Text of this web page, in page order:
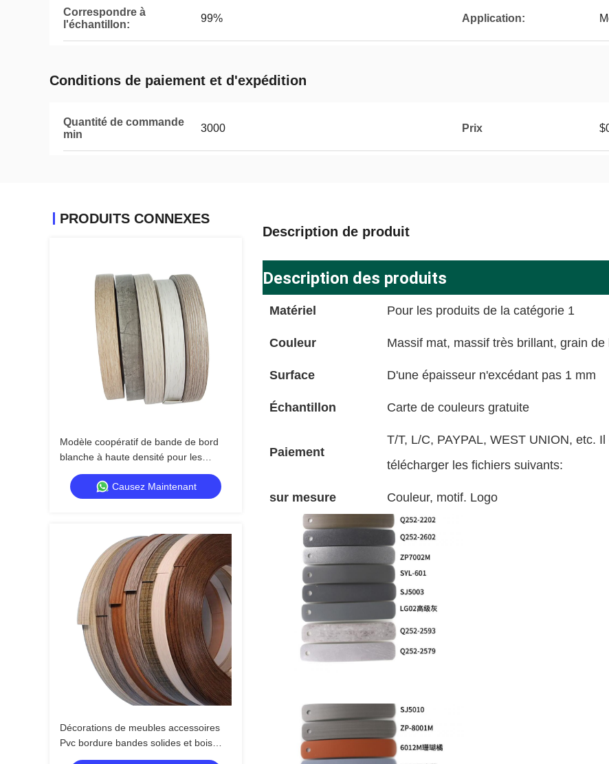
Correspondre à
l'échantillon:
99% Application:
Conditions de paiement et d'expédition
Quantité de commande
min
3000 Prix
PRODUITS CONNEXES
Modèle coopératif de bande de bord
blanche à haute densité pour les
marques de maison de luxe
Causez Maintenant
Décorations de meubles accessoires
Pvc bordure bandes solides et bois
Grain Pvc bordure bandes rubans en
Description de produit
Description des produits
Matériel Pour les produits de la catégorie 1
Couleur Massif mat, massif très brillant, grain
Surface D'une épaisseur n'excédant pas 1 mm
Échantillon Carte de couleurs gratuite
Paiement
T/T, L/C, PAYPAL, WEST UNION, etc.
télécharger les fichiers suivants:
sur mesure Couleur, motif. Logo